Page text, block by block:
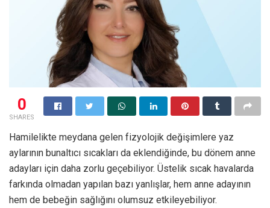
0
SHARES
Hamilelikte meydana gelen fizyolojik değişimlere yaz
aylarının bunaltıcı sıcakları da eklendiğinde, bu dönem anne
adayları için daha zorlu geçebiliyor. Üstelik sıcak havalarda
farkında olmadan yapılan bazı yanlışlar, hem anne adayının
hem de bebeğin sağlığını olumsuz etkileyebiliyor.